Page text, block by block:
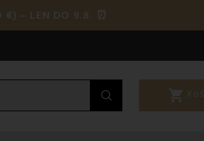
– LEN DO 9.8. ⏰
shopping_cart